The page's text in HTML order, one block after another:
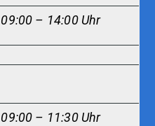
09:00 – 14:00 Uhr
09:00 – 11:30 Uhr